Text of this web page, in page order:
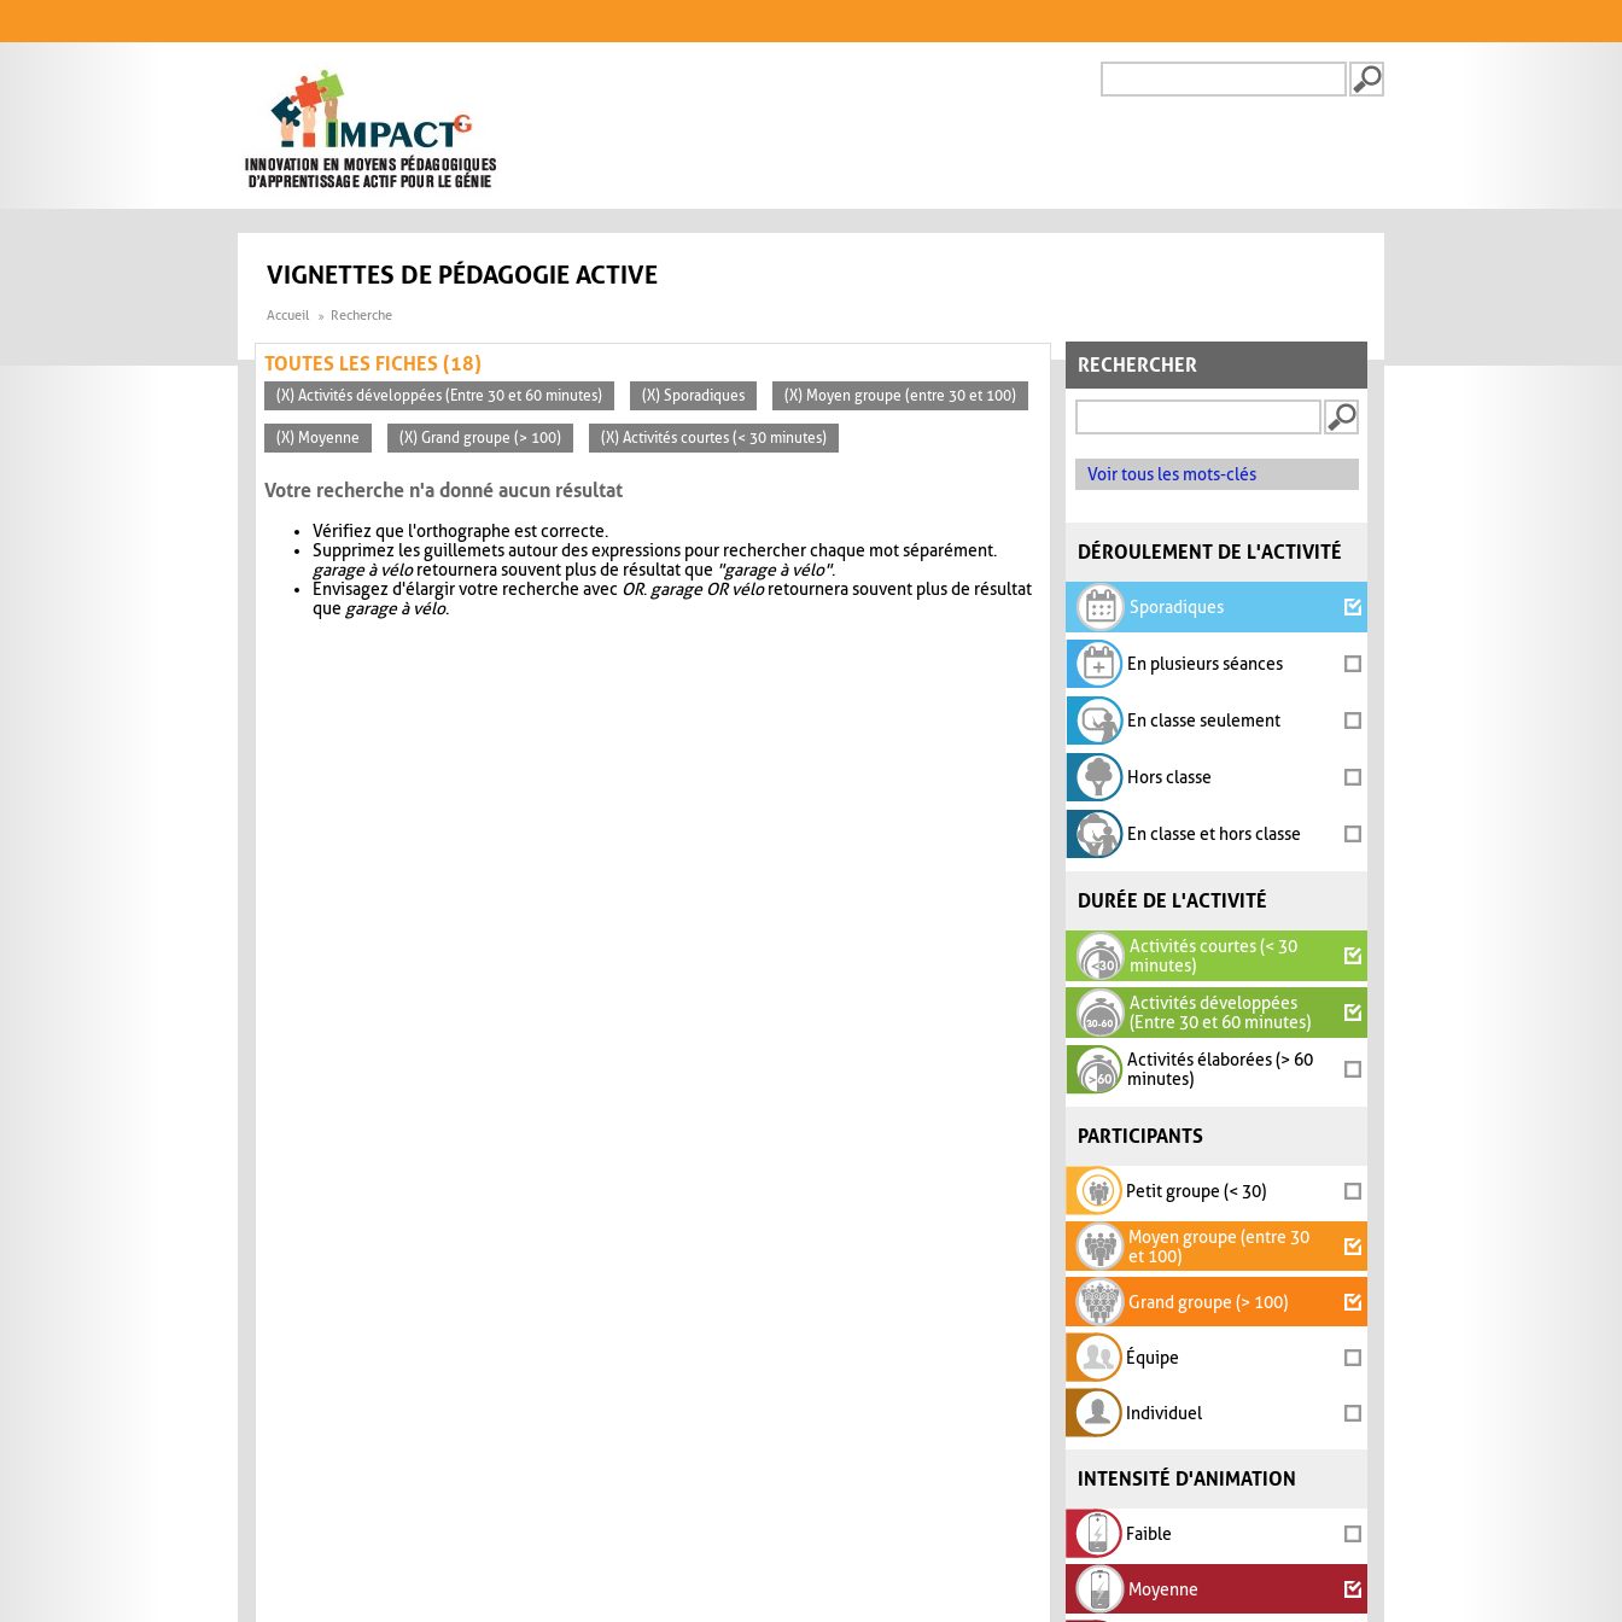
FORMULAIRE DE
VIGNETTES DE PÉDAGOGIE ACTIVE
Accueil Recherche
RECHERCHER
Voir tous les mots-clés
DÉROULEMENT DE L'ACTIVITÉ
Sporadiques
En plusieurs séances
En classe seulement
Hors classe
En classe et hors classe
DURÉE DE L'ACTIVITÉ
Activités courtes (< 30
minutes)
Activités développées
(Entre 30 et 60 minutes)
Activités élaborées (> 60
minutes)
PARTICIPANTS
Petit groupe (< 30)
Moyen groupe (entre 30
et 100)
Grand groupe (> 100)
Équipe
Individuel
INTENSITÉ D'ANIMATION
Faible
Moyenne
TOUTES LES FICHES (18)
(X) Activités développées (Entre 30 et 60 minutes) (X) Sporadiques (X) Moyen groupe (entre 30 et 100)
(X) Moyenne (X) Grand groupe (> 100) (X) Activités courtes (< 30 minutes)
Votre recherche n'a donné aucun résultat
Vérifiez que l'orthographe est correcte.
Supprimez les guillemets autour des expressions pour rechercher chaque mot séparément.
garage à véloretournera souvent plus de résultat que "garage à vélo".
Envisagez d'élargir votre recherche avec OR. garage OR véloretournera souvent plus de résultat
que garage à vélo.